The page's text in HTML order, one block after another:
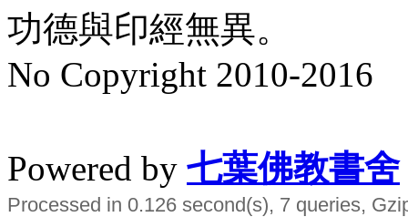
功德與印經無異。
No Copyright 2010-2016
Powered by 七葉佛教書舍
Processed in 0.126 second(s), 7 queries,